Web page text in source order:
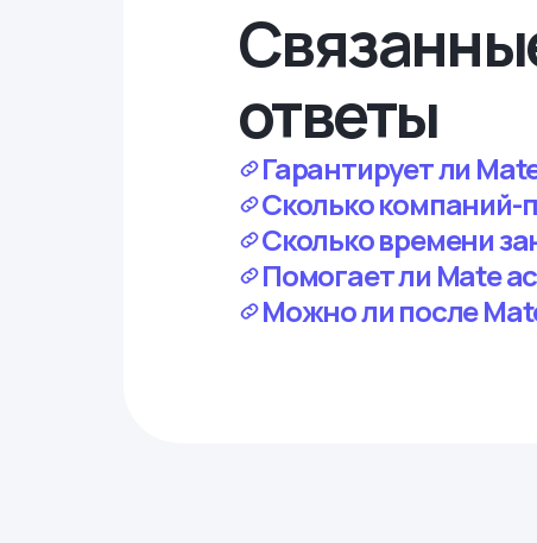
ответы
Гарантирует ли
Сколько компаний-
Сколько времени
Помогает ли Mate
Можно ли после